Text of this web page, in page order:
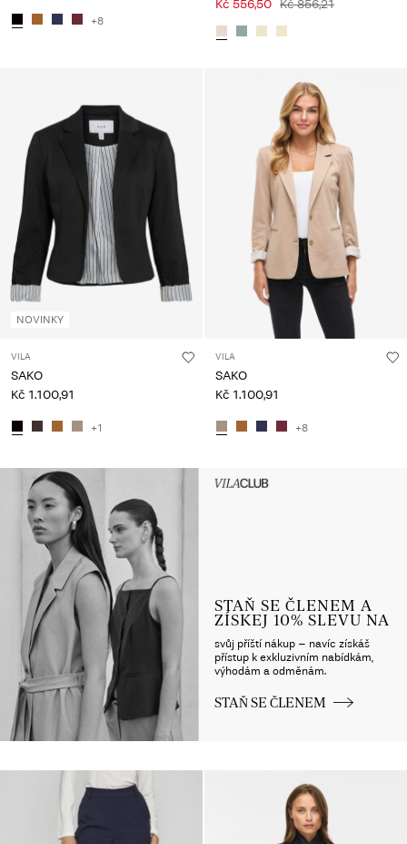
+8
Kč 556,50 Kč 856,21
NOVINKY
VILA
SAKO
Kč 1.100,91
+1
VILA
SAKO
Kč 1.100,91
+8
Intet indhold
STAŇ SE ČLENEM A
ZÍSKEJ 10% SLEVU NA
svůj příští nákup – navíc získáš
přístup k exkluzivním nabídkám,
výhodám a odměnám.
STAŇ SE ČLENEM